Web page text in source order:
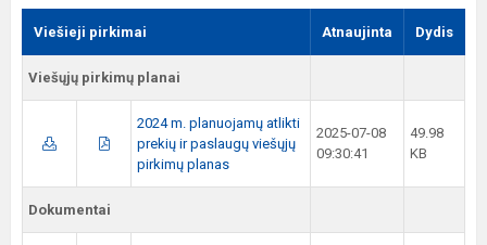
Viešieji pirkimai Atnaujinta Dydis
Viešųjų pirkimų planai
2024 m. planuojamų atlikti
prekių ir paslaugų viešųjų
pirkimų planas
2025-07-08
09:30:41
49.98
KB
Dokumentai